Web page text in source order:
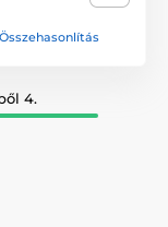
Összehasonlítás
4.